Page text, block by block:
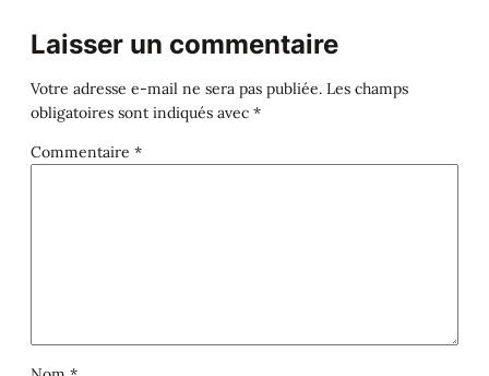
Laisser un commentaire
Votre adresse e-mail ne sera pas publiée. Les champs
obligatoires sont indiqués avec *
Commentaire *